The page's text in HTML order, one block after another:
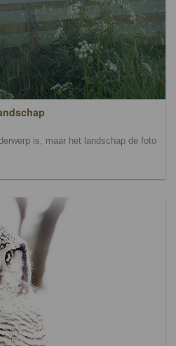
is, maar het landschap de foto